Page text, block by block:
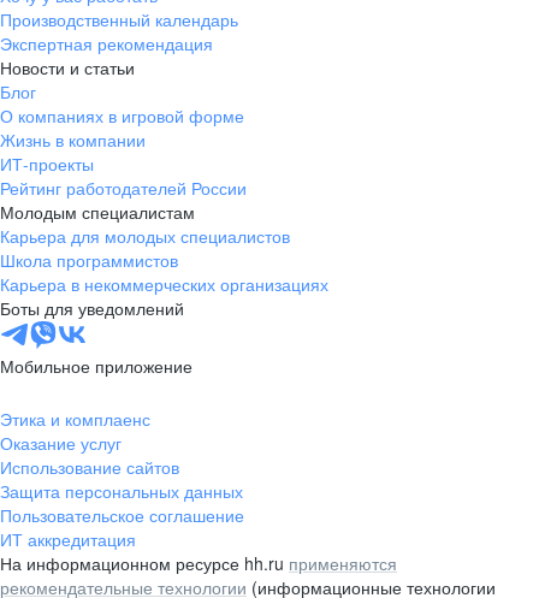
Производственный календарь
Экспертная рекомендация
Новости и статьи
Блог
О компаниях в игровой форме
Жизнь в компании
ИТ-проекты
Рейтинг работодателей России
Молодым специалистам
Карьера для молодых специалистов
Школа программистов
Карьера в некоммерческих организациях
Боты для уведомлений
Мобильное приложение
Этика и комплаенс
Оказание услуг
Использование сайтов
Защита персональных данных
Пользовательское соглашение
ИТ аккредитация
На информационном ресурсе hh.ru применяются
рекомендательные технологии (информационные технологии